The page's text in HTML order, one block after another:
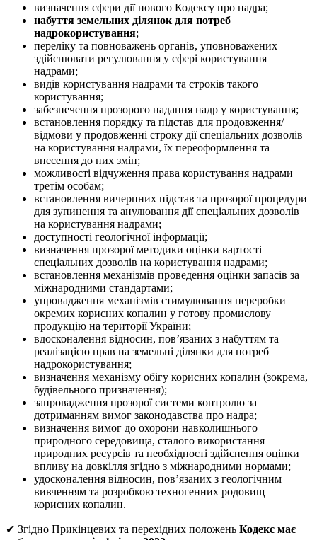
визначення сфери дії нового Кодексу про надра;
набуття земельних ділянок для потреб
надрокористування;
переліку та повноважень органів, уповноважених
здійснювати регулювання у сфері користування
надрами;
видів користування надрами та строків такого
користування;
забезпечення прозорого надання надр у користування;
встановлення порядку та підстав для продовження/
відмови у продовженні строку дії спеціальних дозволів
на користування надрами, їх переоформлення та
внесення до них змін;
можливості відчуження права користування надрами
третім особам;
встановлення вичерпних підстав та прозорої процедури
для зупинення та анулювання дії спеціальних дозволів
на користування надрами;
доступності геологічної інформації;
визначення прозорої методики оцінки вартості
спеціальних дозволів на користування надрами;
встановлення механізмів проведення оцінки запасів за
міжнародними стандартами;
упровадження механізмів стимулювання переробки
окремих корисних копалин у готову промислову
продукцію на території України;
вдосконалення відносин, пов’язаних з набуттям та
реалізацією прав на земельні ділянки для потреб
надрокористування;
визначення механізму обігу корисних копалин (зокрема,
будівельного призначення);
запровадження прозорої системи контролю за
дотриманням вимог законодавства про надра;
визначення вимог до охорони навколишнього
природного середовища, сталого використання
природних ресурсів та необхідності здійснення оцінки
впливу на довкілля згідно з міжнародними нормами;
удосконалення відносин, пов’язаних з геологічним
вивченням та розробкою техногенних родовищ
корисних копалин.
✔ Згідно Прикінцевих та перехідних положень Кодекс має